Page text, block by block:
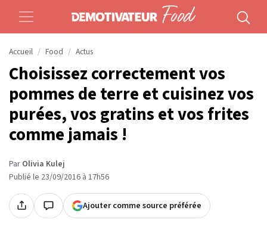
Accueil Food Actus
Choisissez correctement vos
pommes de terre et cuisinez vos
purées, vos gratins et vos frites
comme jamais !
Par Olivia Kulej
Publié le 23/09/2016 à 17h56
Ajouter comme source préférée